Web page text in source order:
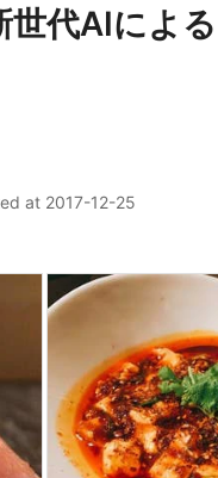
世代AIによ
at 2017-12-25